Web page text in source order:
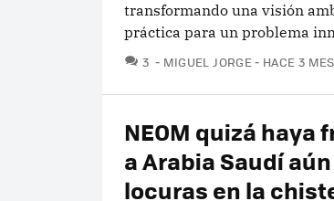
transformando una visión
práctica para un problema
3 COMENTARIOS
MIGUEL JORGE HACE 3
NEOM quizá haya
a Arabia Saudí
locuras en la